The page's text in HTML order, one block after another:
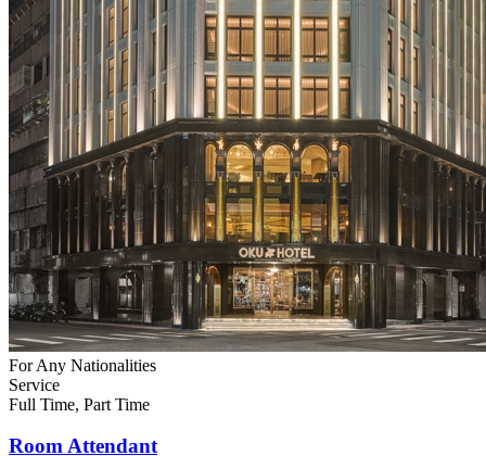
For Any Nationalities
Service
Full Time, Part Time
Room Attendant